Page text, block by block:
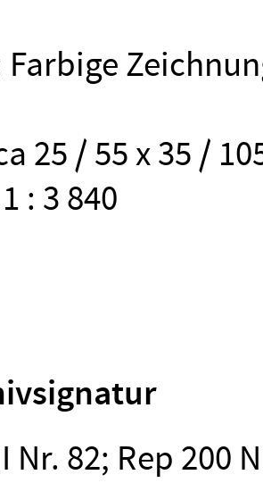
Farbige
25 / 55 x 35 /
: 3 840
Nr. 82; Rep 200